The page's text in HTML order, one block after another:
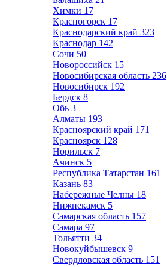
Химки 17
Красногорск 17
Краснодарский край 323
Краснодар 142
Сочи 50
Новороссийск 15
Новосибирская область 236
Новосибирск 192
Бердск 8
Обь 3
Алматы 193
Красноярский край 171
Красноярск 128
Норильск 7
Ачинск 5
Республика Татарстан 161
Казань 83
Набережные Челны 18
Нижнекамск 5
Самарская область 157
Самара 97
Тольятти 34
Новокуйбышевск 9
Свердловская область 151